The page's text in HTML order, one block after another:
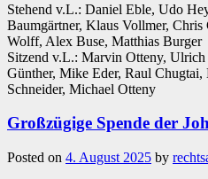
Stehend v.L.: Daniel Eble, Udo
Baumgärtner, Klaus Vollmer, Chris
Wolff, Alex Buse, Matthias Burger
Sitzend v.L.: Marvin Otteny,
Günther, Mike Eder, Raul Chugtai,
Schneider, Michael Otteny
Großzügige Spende der
Posted on 4. August 2025 by